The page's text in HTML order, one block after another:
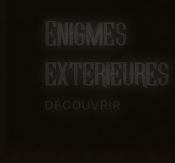
Enigmes
exterieures
DÉCOUVRIR